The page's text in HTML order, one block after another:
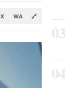
X WA 🔗